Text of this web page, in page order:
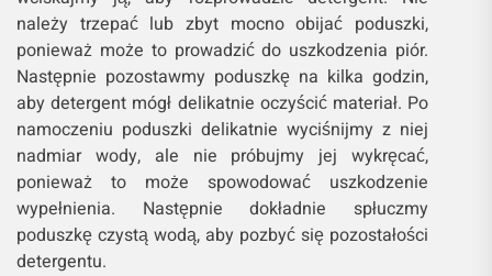
należy trzepać lub zbyt mocno obijać poduszki,
ponieważ może to prowadzić do uszkodzenia piór.
Następnie pozostawmy poduszkę na kilka godzin,
aby detergent mógł delikatnie oczyścić materiał. Po
namoczeniu poduszki delikatnie wyciśnijmy z niej
nadmiar wody, ale nie próbujmy jej wykręcać,
ponieważ to może spowodować uszkodzenie
wypełnienia. Następnie dokładnie spłuczmy
poduszkę czystą wodą, aby pozbyć się pozostałości
detergentu.